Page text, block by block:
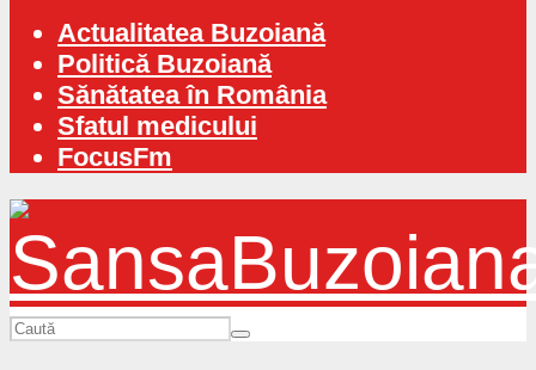
Actualitatea Buzoiană
Politică Buzoiană
Sănătatea în România
Sfatul medicului
FocusFm